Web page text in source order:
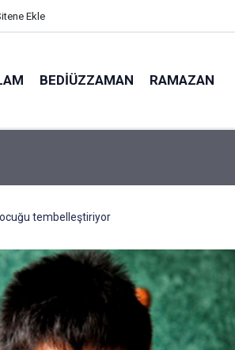
Ekle
BEDIÜZZAMAN RAMAZAN
parmağının ucunda niçin göz yok?
tembelleştiriyor